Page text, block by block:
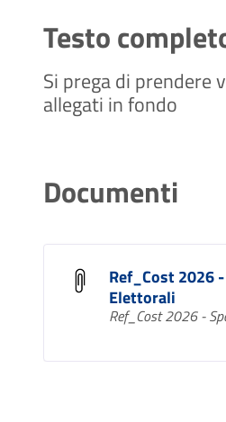
Testo
Si prega di prendere
allegati in fondo
Documenti
Ref_Cost 2026
Elettorali
Ref_Cost 2026 -